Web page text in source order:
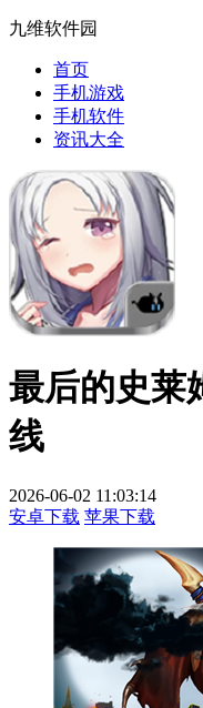
九维软件园
首页
手机游戏
手机软件
资讯大全
最后的史莱
线
2026-06-02 11:03:14
安卓下载 苹果下载